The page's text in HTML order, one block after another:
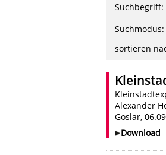
Suchbegriff:
Suchmodus:
sortieren
Alexander
Goslar,
Download